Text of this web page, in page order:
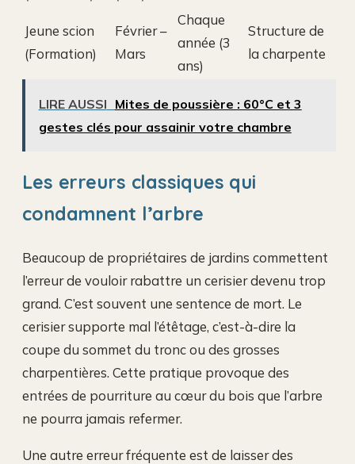
Jeune scion
(Formation)
Février –
Mars
Chaque
année (3
ans)
Structure de
la charpente
LIRE AUSSI Mites de poussière : 60°C et 3
gestes clés pour assainir votre chambre
Les erreurs classiques qui
condamnent l’arbre
Beaucoup de propriétaires de jardins commettent
l’erreur de vouloir rabattre un cerisier devenu trop
grand. C’est souvent une sentence de mort. Le
cerisier supporte mal l’étêtage, c’est-à-dire la
coupe du sommet du tronc ou des grosses
charpentières. Cette pratique provoque des
entrées de pourriture au cœur du bois que l’arbre
ne pourra jamais refermer.
Une autre erreur fréquente est de laisser des